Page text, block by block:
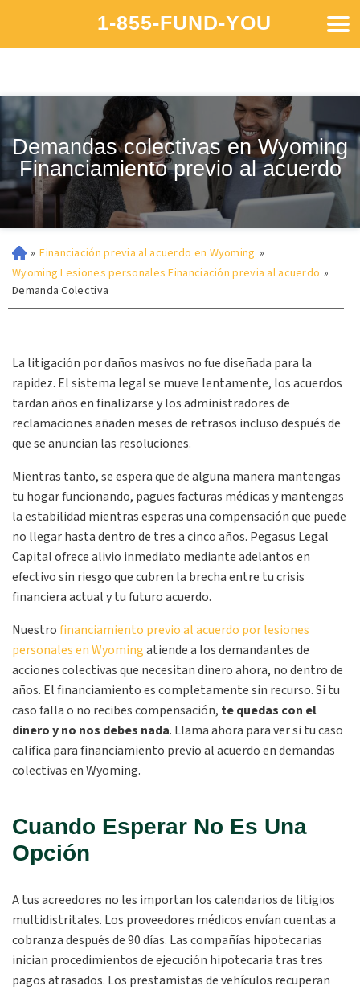
1-855-FUND-YOU
Demandas colectivas en Wyoming
Financiamiento previo al acuerdo
» Financiación previa al acuerdo en Wyoming »
Wyoming Lesiones personales Financiación previa al acuerdo »
Demanda Colectiva
La litigación por daños masivos no fue diseñada para la
rapidez. El sistema legal se mueve lentamente, los acuerdos
tardan años en finalizarse y los administradores de
reclamaciones añaden meses de retrasos incluso después de
que se anuncian las resoluciones.
Mientras tanto, se espera que de alguna manera mantengas
tu hogar funcionando, pagues facturas médicas y mantengas
la estabilidad mientras esperas una compensación que puede
no llegar hasta dentro de tres a cinco años. Pegasus Legal
Capital ofrece alivio inmediato mediante adelantos en
efectivo sin riesgo que cubren la brecha entre tu crisis
financiera actual y tu futuro acuerdo.
Nuestrofinanciamiento previo al acuerdo por lesiones
personales en Wyomingatiende a los demandantes de
acciones colectivas que necesitan dinero ahora, no dentro de
años. El financiamiento es completamente sin recurso. Si tu
caso falla o no recibes compensación, te quedas con el
dinero y no nos debes nada. Llama ahora para ver si tu caso
califica para financiamiento previo al acuerdo en demandas
colectivas en Wyoming.
Cuando Esperar No Es Una
Opción
A tus acreedores no les importan los calendarios de litigios
multidistritales. Los proveedores médicos envían cuentas a
cobranza después de 90 días. Las compañías hipotecarias
inician procedimientos de ejecución hipotecaria tras tres
pagos atrasados. Los prestamistas de vehículos recuperan